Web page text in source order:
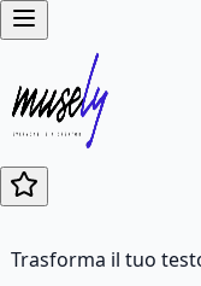
Trasforma il tuo